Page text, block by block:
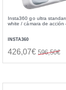
Insta360 go ultra
white / cámara de acción
INSTA360
426,07€ 596,50€